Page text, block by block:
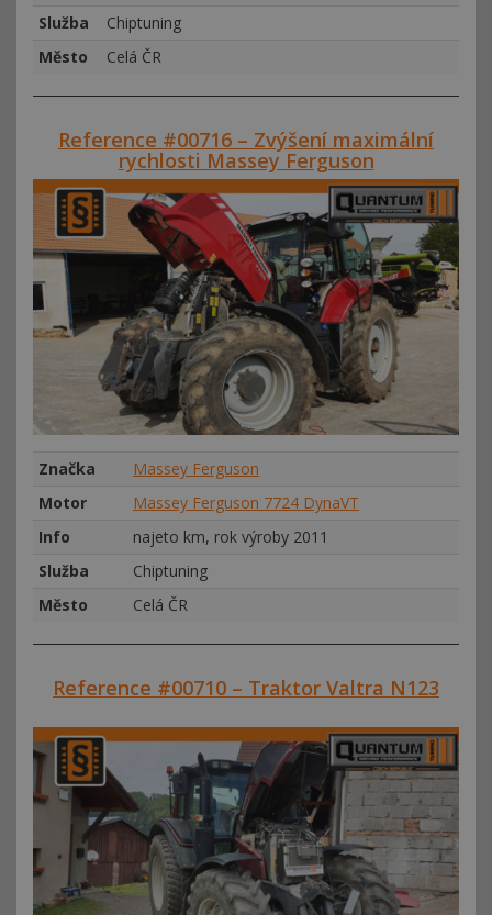
Služba
Chiptuning
Město
Celá ČR
Reference #00716 – Zvýšení maximální
rychlosti Massey Ferguson
Značka
Massey Ferguson
Motor
Massey Ferguson 7724 DynaVT
Info
najeto km, rok výroby 2011
Služba
Chiptuning
Město
Celá ČR
Reference #00710 – Traktor Valtra N123